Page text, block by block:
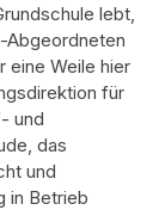
lebt,
Abgeordneten
eine Weile hier
für
und
das
und
in Betrieb